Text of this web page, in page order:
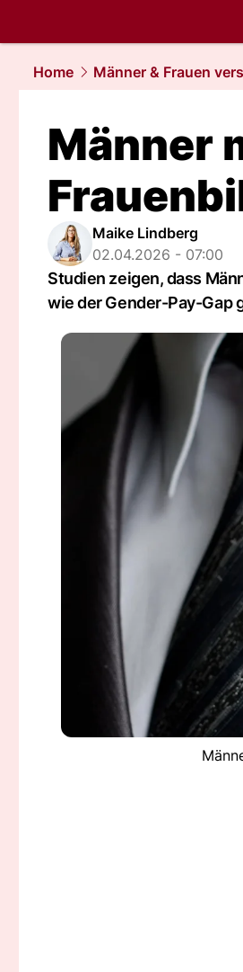
Home
Männer & Frauen
Männer
Maike Lindberg
02.04.2026 - 07:00
Studien zeigen, dass
wie der Gender-Pay-Gap